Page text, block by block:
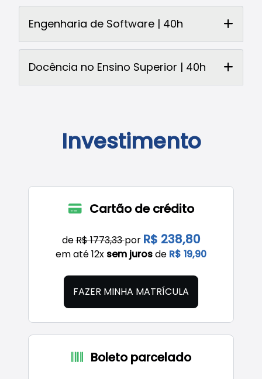
Engenharia de Software | 40h
Docência no Ensino Superior | 40h
Investimento
Cartão de crédito
deR$ 1773,33por R$ 238,80
em até 12x sem jurosde R$ 19,90
FAZER MINHA MATRÍCULA
Boleto parcelado